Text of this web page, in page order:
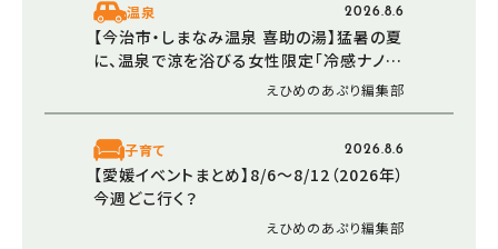
温泉 2026.8.6
【今治市・しまなみ温泉 喜助の湯】猛暑の夏
に、温泉で涼を浴びる女性限定「冷感ナノミ
えひめのあぷり編集部
子育て 2026.8.6
【愛媛イベントまとめ】8/6～8/12（2026年）
今週どこ行く？
えひめのあぷり編集部